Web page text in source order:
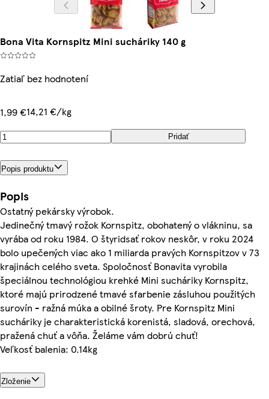
Bona Vita Kornspitz Mini sucháriky 140 g
Zatiaľ bez hodnotení
1,99 €14,21 €/kg
Pridať
Popis produktu
Popis
Ostatný pekársky výrobok.
Jedinečný tmavý rožok Kornspitz, obohatený o vlákninu, sa
vyrába od roku 1984. O štyridsať rokov neskôr, v roku 2024
bolo upečených viac ako 1 miliarda pravých Kornspitzov v 73
krajinách celého sveta. Spoločnosť Bonavita vyrobila
špeciálnou technológiou krehké Mini sucháriky Kornspitz,
ktoré majú prirodzené tmavé sfarbenie zásluhou použitých
surovín - ražná múka a obilné šroty. Pre Kornspitz Mini
sucháriky je charakteristická korenistá, sladová, orechová,
pražená chuť a vôňa. Želáme vám dobrú chuť!
Veľkosť balenia: 0.14kg
Zloženie